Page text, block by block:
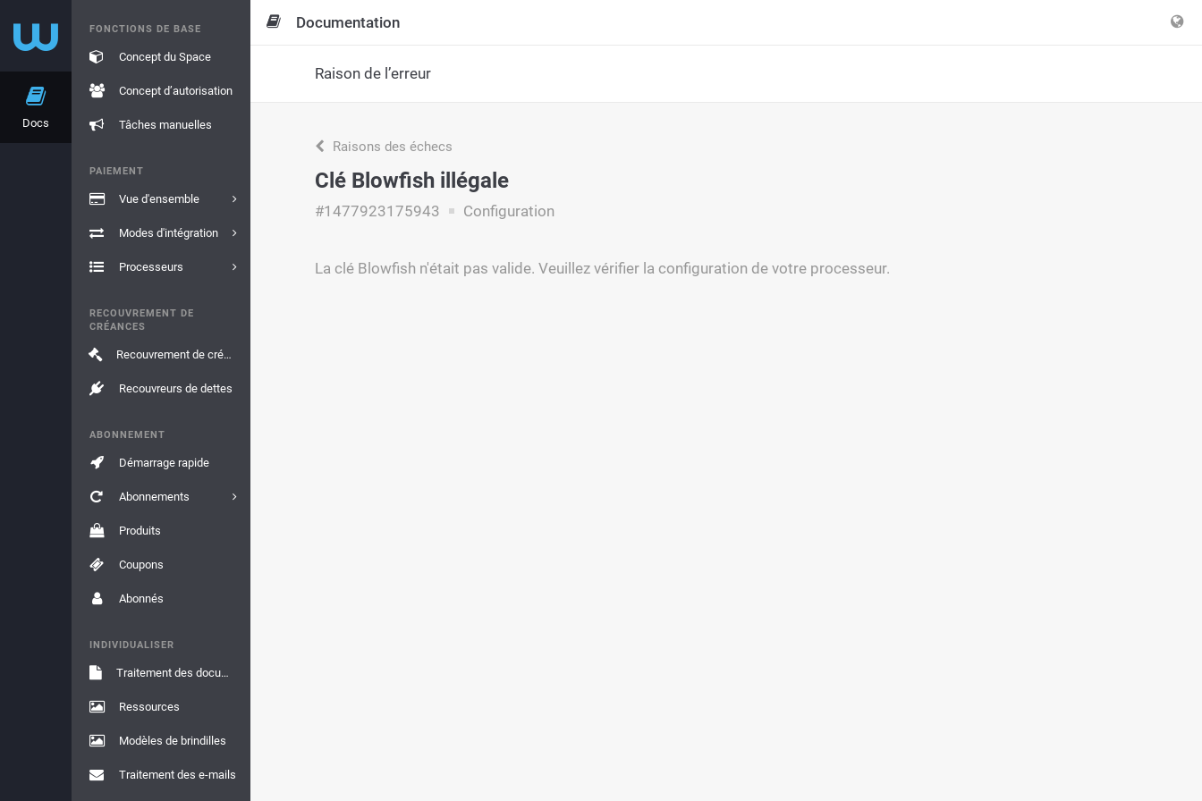
Docs
FONCTIONS DE BASE
Concept du Space
Concept d’autorisation
Tâches manuelles
PAIEMENT
Vue d'ensemble
Modes d'intégration
Processeurs
RECOUVREMENT DE
CRÉANCES
Recouvrement de créances
Recouvreurs de dettes
ABONNEMENT
Démarrage rapide
Abonnements
Produits
Coupons
Abonnés
INDIVIDUALISER
Traitement des documents
Ressources
Modèles de brindilles
Traitement des e-mails
Documentation
Raison de l’erreur
Raisons des échecs
Clé Blowfish illégale
#1477923175943 Configuration
La clé Blowfish n'était pas valide. Veuillez vérifier la configuration de votre processeur.